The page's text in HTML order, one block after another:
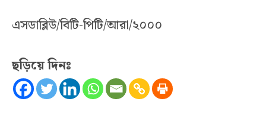
এসডাব্লিউ/বিটি-পিটি/আরা/২০০০
ছড়িয়ে দিনঃ